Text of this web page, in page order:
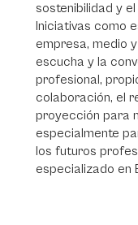
sostenibilidad y
Iniciativas como
empresa, medio
escucha y la
profesional,
colaboración, el
proyección para
especialmente
los futuros
especializado en